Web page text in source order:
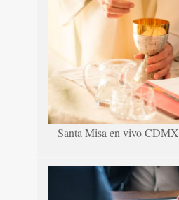
Santa Misa en vivo CDMX